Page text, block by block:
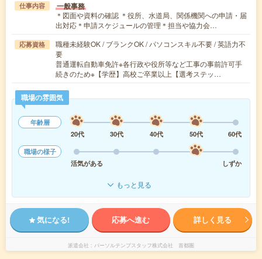
仕事内容 一般事務
＊図面や資料の確認 ＊役所、水道局、関係機関への申請・届
出対応＊申請スケジュールの管理＊担当や協力会…
応募資格
職種未経験OK / ブランクOK / パソコンスキル不要 / 英語力不
要
普通運転自動車免許※各行政や役所等など工事の事前許可手
続きのため※【学歴】高校ご卒業以上【選考ステッ…
職場の雰囲気
年齢層
20代
30代 40代 50代
60代
職場の様子
活気がある
しずか
もっと見る
気になる! 応募へ進む 詳しく見る
派遣会社 パーソルテンプスタッフ株式会社 首都圏